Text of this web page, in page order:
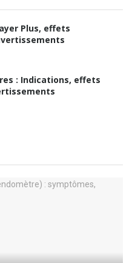
Plus, effets
: Indications, effets